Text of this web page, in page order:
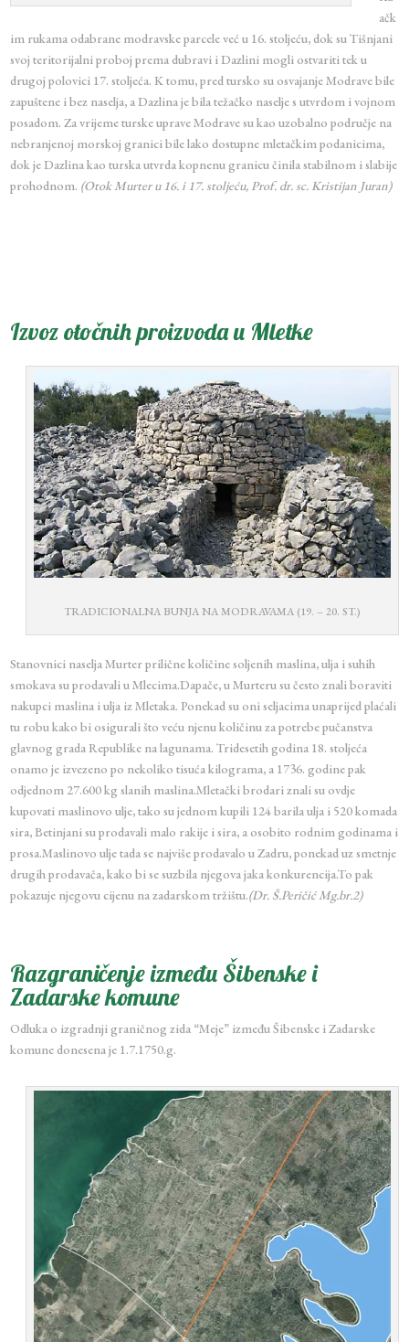
ačk
im rukama odabrane modravske parcele već u 16. stoljeću, dok su Tišnjani
svoj teritorijalni proboj prema dubravi i Dazlini mogli ostvariti tek u
drugoj polovici 17. stoljeća. K tomu, pred tursko su osvajanje Modrave bile
zapuštene i bez naselja, a Dazlina je bila težačko naselje s utvrdom i vojnom
posadom. Za vrijeme turske uprave Modrave su kao uzobalno područje na
nebranjenoj morskoj granici bile lako dostupne mletačkim podanicima,
dok je Dazlina kao turska utvrda kopnenu granicu činila stabilnom i slabije
prohodnom. (Otok Murter u 16. i 17. stoljeću, Prof. dr. sc. Kristijan Juran)
Izvoz otočnih proizvoda u Mletke
TRADICIONALNA BUNJA NA MODRAVAMA (19. – 20. ST.)
Stanovnici naselja Murter prilične količine soljenih maslina, ulja i suhih
smokava su prodavali u Mlecima.Dapače, u Murteru su često znali boraviti
nakupci maslina i ulja iz Mletaka. Ponekad su oni seljacima unaprijed plaćali
tu robu kako bi osigurali što veću njenu količinu za potrebe pučanstva
glavnog grada Republike na lagunama. Tridesetih godina 18. stoljeća
onamo je izvezeno po nekoliko tisuća kilograma, a 1736. godine pak
odjednom 27.600 kg slanih maslina.Mletački brodari znali su ovdje
kupovati maslinovo ulje, tako su jednom kupili 124 barila ulja i 520 komada
sira, Betinjani su prodavali malo rakije i sira, a osobito rodnim godinama i
prosa.Maslinovo ulje tada se najviše prodavalo u Zadru, ponekad uz smetnje
drugih prodavača, kako bi se suzbila njegova jaka konkurencija.To pak
pokazuje njegovu cijenu na zadarskom tržištu.(Dr. Š.Peričić Mg.br.2)
Razgraničenje između Šibenske i
Zadarske komune
Odluka o izgradnji graničnog zida “Meje” između Šibenske i Zadarske
komune donesena je 1.7.1750.g.